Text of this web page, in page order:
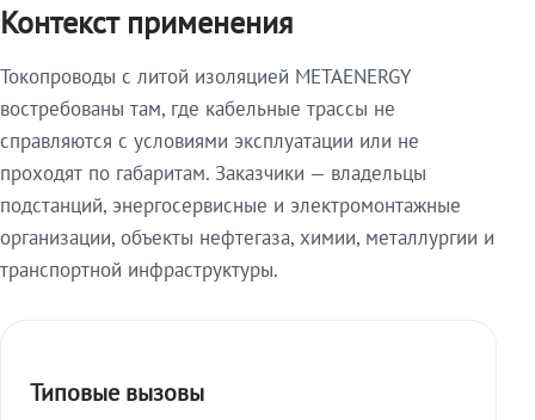
Контекст применения
Токопроводы с литой изоляцией METAENERGY
востребованы там, где кабельные трассы не
справляются с условиями эксплуатации или не
проходят по габаритам. Заказчики — владельцы
подстанций, энергосервисные и электромонтажные
организации, объекты нефтегаза, химии, металлургии и
транспортной инфраструктуры.
Типовые вызовы